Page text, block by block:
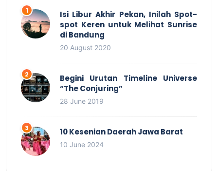
Isi Libur Akhir Pekan, Inilah Spot-
spot Keren untuk Melihat Sunrise
di Bandung
20 August 2020
Begini Urutan Timeline Universe
“The Conjuring”
28 June 2019
10 Kesenian Daerah Jawa Barat
10 June 2024